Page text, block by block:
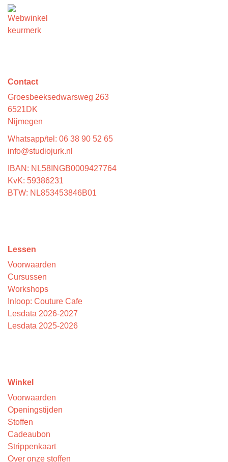
Contact
Groesbeeksedwarsweg 263
6521DK
Nijmegen
Whatsapp/tel: 06 38 90 52 65
info@studiojurk.nl
IBAN: NL58INGB0009427764
KvK: 59386231
BTW: NL853453846B01
Lessen
Voorwaarden
Cursussen
Workshops
Inloop: Couture Cafe
Lesdata 2026-2027
Lesdata 2025-2026
Winkel
Voorwaarden
Openingstijden
Stoffen
Cadeaubon
Strippenkaart
Over onze stoffen